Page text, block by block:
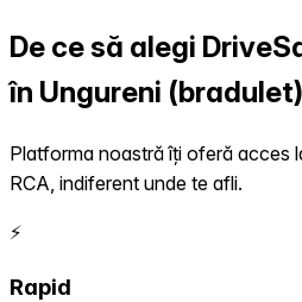
De ce să alegi
în Ungureni
Platforma noastră îți oferă acces
RCA, indiferent unde te afli.
⚡
Rapid